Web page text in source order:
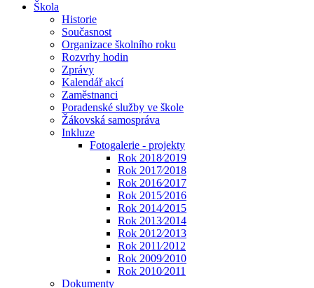
Škola
Historie
Současnost
Organizace školního roku
Rozvrhy hodin
Zprávy
Kalendář akcí
Zaměstnanci
Poradenské služby ve škole
Žákovská samospráva
Inkluze
Fotogalerie - projekty
Rok 2018⁄2019
Rok 2017⁄2018
Rok 2016⁄2017
Rok 2015⁄2016
Rok 2014⁄2015
Rok 2013⁄2014
Rok 2012⁄2013
Rok 2011⁄2012
Rok 2009⁄2010
Rok 2010⁄2011
Dokumenty